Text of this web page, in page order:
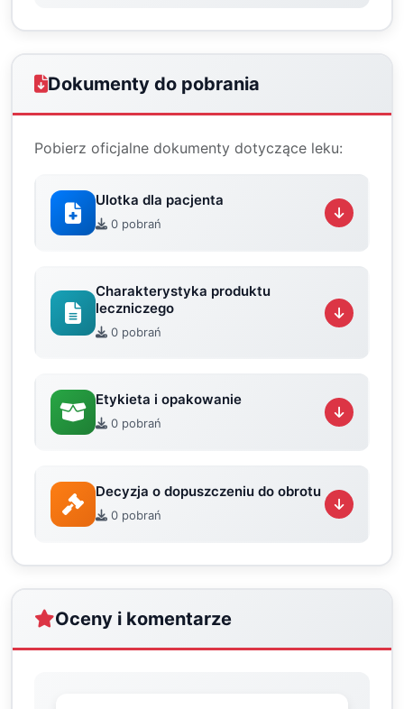
Dokumenty do pobrania
Pobierz oficjalne dokumenty dotyczące leku:
Ulotka dla pacjenta
0 pobrań
Charakterystyka produktu
leczniczego
0 pobrań
Etykieta i opakowanie
0 pobrań
Decyzja o dopuszczeniu do obrotu
0 pobrań
Oceny i komentarze